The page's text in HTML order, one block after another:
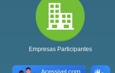
Empresas Participantes